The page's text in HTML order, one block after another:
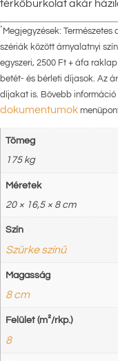
térkőburkolat akár
* Megjegyzések:
szériák között árnyalatnyi
egyszeri, 2500 Ft + áfa
betét- és bérleti díjasok. Az
díjakat is. Bővebb információ
dokumentumok
Tömeg
175 kg
Méretek
20 × 16,5 × 8 cm
Szín
Szürke színű
Magasság
8 cm
Felület (m²/rkp.)
8